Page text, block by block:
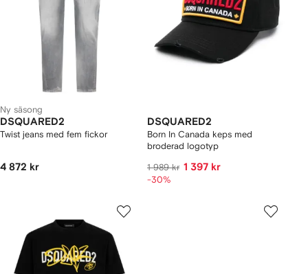
Ny säsong
DSQUARED2
Twist jeans med fem fickor
4 872 kr
DSQUARED2
Born In Canada keps med
broderad logotyp
1 989 kr 1 397 kr
-30%